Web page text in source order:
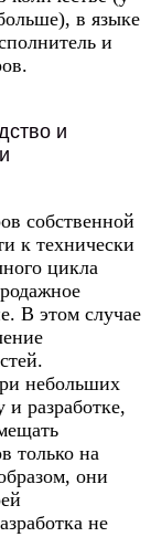
в языке
и
и
собственной
к технически
цикла
В этом случае
небольших
разработке,
только на
они
не